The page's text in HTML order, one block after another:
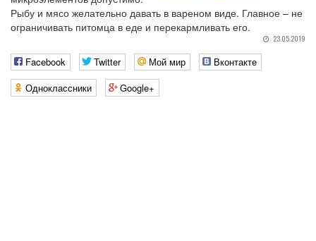
Рыбу и мясо желательно давать в вареном виде. Главное – не
ограничивать питомца в еде и перекармливать его.
23.05.2019
Facebook Twitter Мой мир
Вконтакте
Одноклассники
Google+